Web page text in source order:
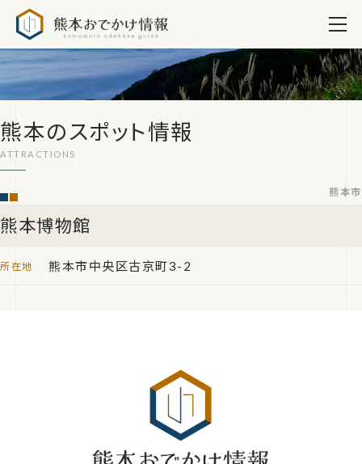
熊本のスポット情報
熊本博物館
熊本市
熊本市中央区古京町3-2